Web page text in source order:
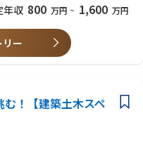
課題解決をミッションに、要件
。
業価値を高めるためのプロダク
コミュニケーション
など内部ステークホルダとの調
験
トマネジメント経験
スまでリードしてきた経験
年収 800 万円 ~ 1,600 万円
ー
！【建築土木スペ